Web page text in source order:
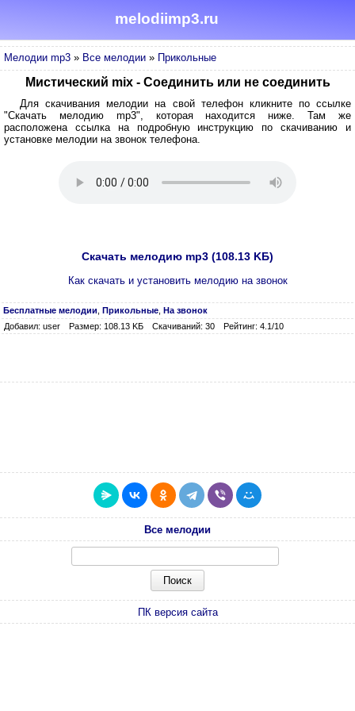
melodiimp3.ru
Мелодии mp3 » Все мелодии » Прикольные
Мистический mix - Соединить или не соединить
Для скачивания мелодии на свой телефон кликните по ссылке
"Скачать мелодию mp3", которая находится ниже. Там же
расположена ссылка на подробную инструкцию по скачиванию и
установке мелодии на звонок телефона.
Скачать мелодию mp3 (108.13 KБ)
Как скачать и установить мелодию на звонок
Бесплатные мелодии Прикольные На звонок
Добавил: user
Размер: 108.13 KБ Скачиваний: 30 Рейтинг: 4.1/10
Все мелодии
ПК версия сайта